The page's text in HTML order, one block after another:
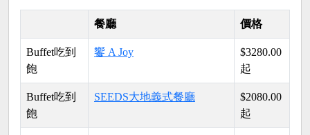
餐廳 價格
Buffet吃到
飽
饗 A Joy
$3280.00
起
Buffet吃到
飽
SEEDS大地義式餐廳
$2080.00
起